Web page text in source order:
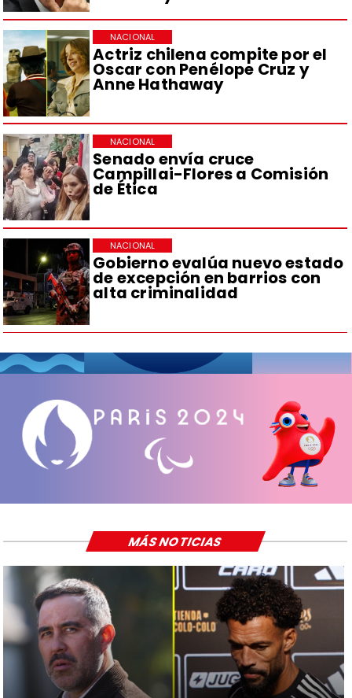
Actriz chilena compite por el
Oscar con Penélope Cruz y
Anne Hathaway
NACIONAL
Senado envía cruce
Campillai-Flores a Comisión
de Ética
NACIONAL
Gobierno evalúa nuevo estado
de excepción en barrios con
alta criminalidad
NACIONAL
MÁS NOTICIAS